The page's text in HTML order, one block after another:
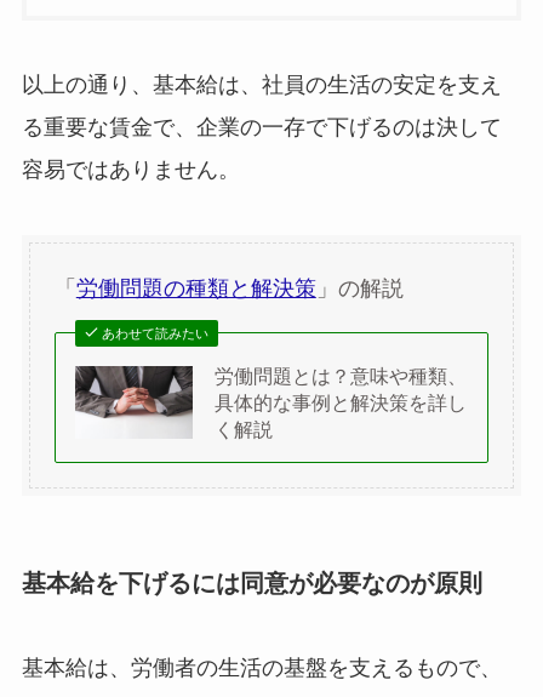
以上の通り、基本給は、社員の生活の安定を支え
る重要な賃金で、企業の一存で下げるのは決して
容易ではありません。
「 労働問題の種類と解決策」の解説
あわせて読みたい
労働問題とは？意味や種類、
具体的な事例と解決策を詳し
く解説
基本給を下げるには同意が必要なのが原則
基本給は、労働者の生活の基盤を支えるもので、